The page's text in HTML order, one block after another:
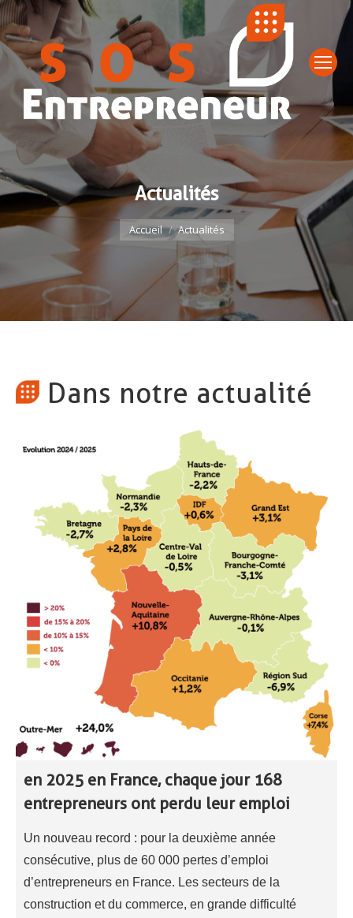
Actualités
Vous êtes ici :
Accueil Actualités
Dans notre actualité
en 2025 en France, chaque jour 168
entrepreneurs ont perdu leur emploi
Un nouveau record : pour la deuxième année
consécutive, plus de 60 000 pertes d’emploi
d’entrepreneurs en France. Les secteurs de la
construction et du commerce, en grande difficulté